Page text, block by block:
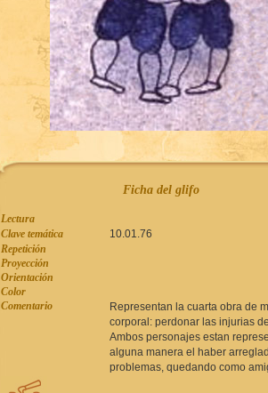
Ficha del glifo
Lectura
Clave temática
10.01.76
Repetición
Proyección
Orientación
Color
Comentario
Representan la cuarta obra de
corporal: perdonar las injurias
Ambos personajes estan
alguna manera el haber
problemas, quedando como